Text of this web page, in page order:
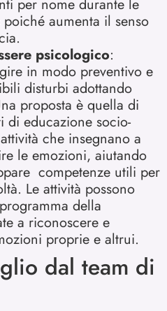
per nome durante le
aumenta il senso
psicologico:
in modo preventivo e
disturbi adottando
proposta è quella di
di educazione socio-
che insegnano a
le emozioni, aiutando
competenze utili per
Le attività possono
della
a riconoscere e
proprie e altrui.
dal team di